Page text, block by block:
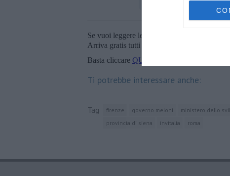
Se vuoi leggere le notizie principali della
Arriva gratis tutti i giorni alle 20:00
Basta cliccare QUI
Ti potrebbe interessare anche:
Tag firenze governo meloni ministero dello
provincia di siena
invitalia roma